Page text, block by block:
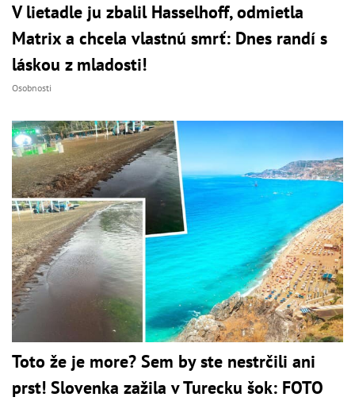
V lietadle ju zbalil Hasselhoff, odmietla
Matrix a chcela vlastnú smrť: Dnes randí s
láskou z mladosti!
Osobnosti
Toto že je more? Sem by ste nestrčili ani
prst! Slovenka zažila v Turecku šok: FOTO